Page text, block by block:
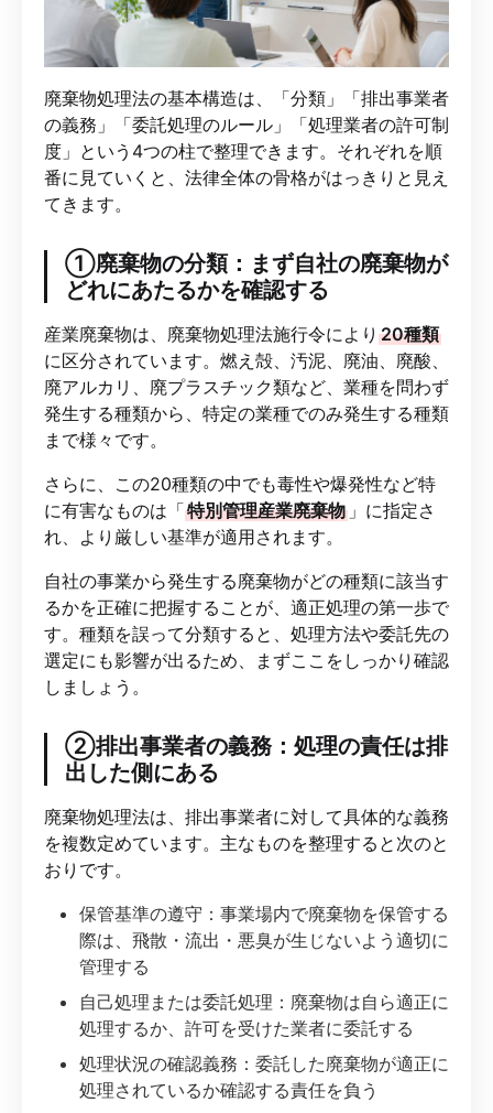
廃棄物処理法の基本構造は、「分類」「排出事業者
の義務」「委託処理のルール」「処理業者の許可制
度」という4つの柱で整理できます。それぞれを順
番に見ていくと、法律全体の骨格がはっきりと見え
てきます。
①廃棄物の分類：まず自社の廃棄物が
どれにあたるかを確認する
産業廃棄物は、廃棄物処理法施行令により 20種類
に区分されています。燃え殻、汚泥、廃油、廃酸、
廃アルカリ、廃プラスチック類など、業種を問わず
発生する種類から、特定の業種でのみ発生する種類
まで様々です。
さらに、この20種類の中でも毒性や爆発性など特
に有害なものは「特別管理産業廃棄物 」に指定さ
れ、より厳しい基準が適用されます。
自社の事業から発生する廃棄物がどの種類に該当す
るかを正確に把握することが、適正処理の第一歩で
す。種類を誤って分類すると、処理方法や委託先の
選定にも影響が出るため、まずここをしっかり確認
しましょう。
②排出事業者の義務：処理の責任は排
出した側にある
廃棄物処理法は、排出事業者に対して具体的な義務
を複数定めています。主なものを整理すると次のと
おりです。
保管基準の遵守：事業場内で廃棄物を保管する
際は、飛散・流出・悪臭が生じないよう適切に
管理する
自己処理または委託処理：廃棄物は自ら適正に
処理するか、許可を受けた業者に委託する
処理状況の確認義務：委託した廃棄物が適正に
処理されているか確認する責任を負う